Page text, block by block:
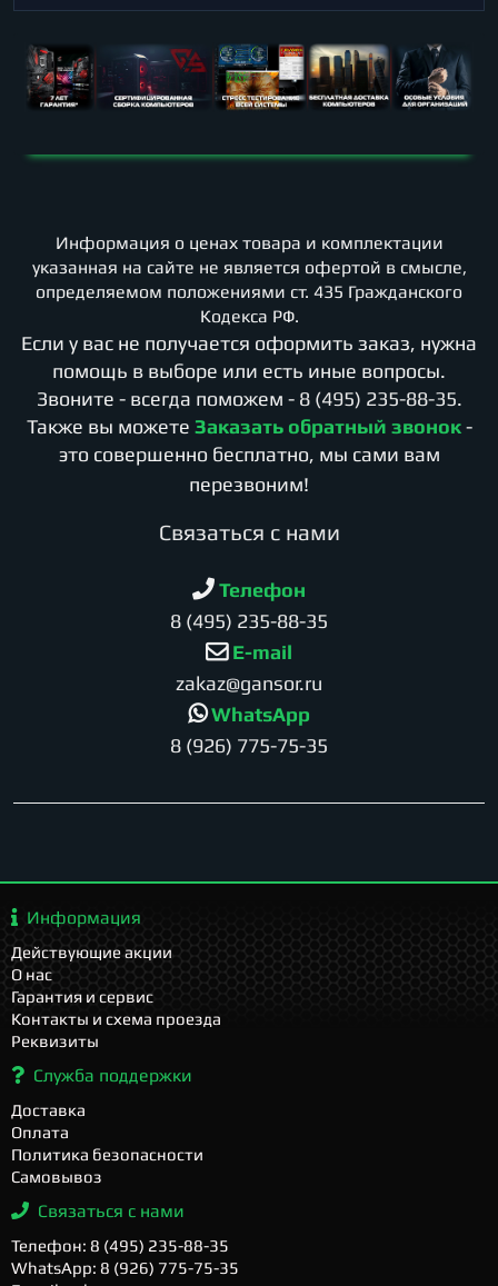
Информация о ценах товара и комплектации
указанная на сайте не является офертой в смысле,
определяемом положениями ст. 435 Гражданского
Кодекса РФ.
Если у вас не получается оформить заказ, нужна
помощь в выборе или есть иные вопросы.
Звоните - всегда поможем - 8 (495) 235-88-35.
Также вы можете Заказать обратный звонок -
это совершенно бесплатно, мы сами вам
перезвоним!
Cвязаться с нами
Телефон
8 (495) 235-88-35
E-mail
zakaz@gansor.ru
WhatsApp
8 (926) 775-75-35
Информация
Действующие акции
О нас
Гарантия и сервис
Контакты и схема проезда
Реквизиты
Служба поддержки
Доставка
Оплата
Политика безопасности
Самовывоз
Связаться с нами
Телефон: 8 (495) 235-88-35
WhatsApp: 8 (926) 775-75-35